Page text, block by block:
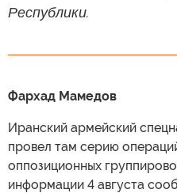
Республики.
Фархад Мамедов
Иранский армейский
провел там серию
оппозиционных
информации 4 августа